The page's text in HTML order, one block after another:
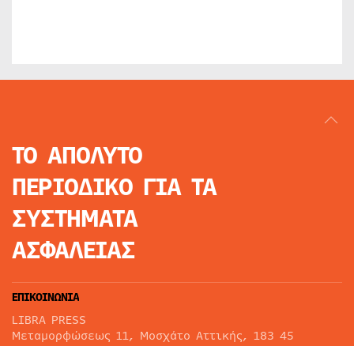
ΤΟ ΑΠΟΛΥΤΟ
ΠΕΡΙΟΔΙΚΟ ΓΙΑ ΤΑ
ΣΥΣΤΗΜΑΤΑ
ΑΣΦΑΛΕΙΑΣ
ΕΠΙΚΟΙΝΩΝΙΑ
LIBRA PRESS
Μεταμορφώσεως 11, Μοσχάτο Αττικής, 183 45